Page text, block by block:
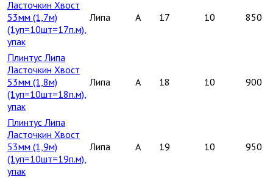
Ласточкин Хвост
53мм (1,7м)
(1уп=10шт=17п.м),
упак
Липа A 17 10 850
Плинтус Липа
Ласточкин Хвост
53мм (1,8м)
(1уп=10шт=18п.м),
упак
Липа A 18 10 900
Плинтус Липа
Ласточкин Хвост
53мм (1,9м)
(1уп=10шт=19п.м),
упак
Липа A 19 10 950